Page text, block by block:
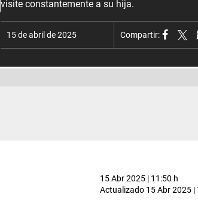
visite constantemente a su hija.
15 de abril de 2025 Compartir:
15 Abr 2025 | 11:50 h
Actualizado 15 Abr 2025 |